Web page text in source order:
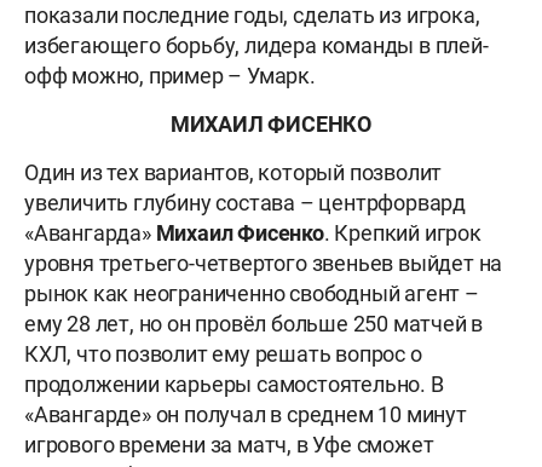
показали последние годы, сделать из игрока,
избегающего борьбу, лидера команды в плей-
офф можно, пример – Умарк.
МИХАИЛ ФИСЕНКО
Один из тех вариантов, который позволит
увеличить глубину состава – центрфорвард
«Авангарда» Михаил Фисенко. Крепкий игрок
уровня третьего-четвертого звеньев выйдет на
рынок как неограниченно свободный агент –
ему 28 лет, но он провёл больше 250 матчей в
КХЛ, что позволит ему решать вопрос о
продолжении карьеры самостоятельно. В
«Авангарде» он получал в среднем 10 минут
игрового времени за матч, в Уфе сможет